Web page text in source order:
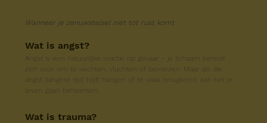
Wanneer je zenuwstelsel niet tot rust komt
Wat is angst?
Angst is een natuurlijke reactie op gevaar – je lichaam bereidt
zich voor om te vechten, vluchten of bevriezen. Maar als die
angst (langere tijd) blijft hangen of te vaak terugkomt, kan het je
leven gaan beheersen.
Wat is trauma?